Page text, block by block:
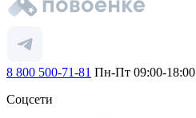
8 800 500-71-81 Пн-Пт 09:00-18:00
Соцсети